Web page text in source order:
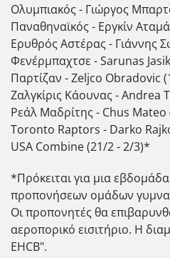
Ολυμπιακός - Γιώργος
Παναθηναϊκός - Εργκίν
Ερυθρός Αστέρας - Γιάννης
Φενέρμπαχτσε - Sarunas
Παρτίζαν - Zeljco Obradovic
Ζαλγκίρις Κάουνας - Andrea
Ρεάλ Μαδρίτης - Chus Mateo
Toronto Raptors - Darko
USA Combine (21/2 - 2/3)*
*Πρόκειται για μια
προπονήσεων ομάδων
Οι προπονητές θα
αεροπορικό εισιτήριο. Η
EHCB".